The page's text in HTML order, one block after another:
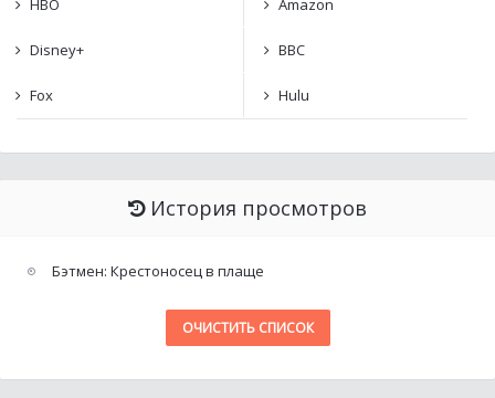
HBO Amazon
Disney+ BBC
Fox Hulu
История просмотров
Бэтмен: Крестоносец в плаще
ОЧИСТИТЬ СПИСОК